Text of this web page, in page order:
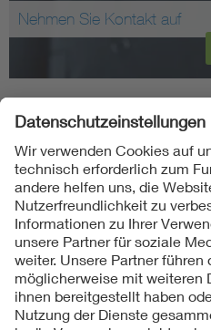
Nehmen Sie Kontakt auf
Folgen Sie uns